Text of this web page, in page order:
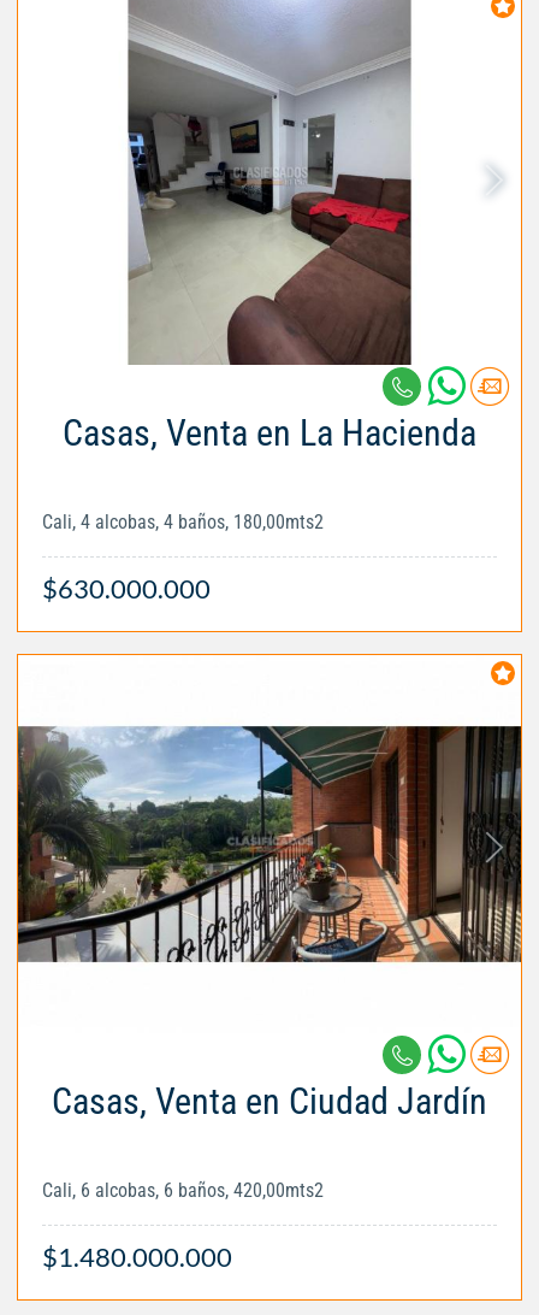
Casas, Venta en La Hacienda
Cali, 4 alcobas, 4 baños, 180,00mts2
$630.000.000
Casas, Venta en Ciudad Jardín
Cali, 6 alcobas, 6 baños, 420,00mts2
$1.480.000.000